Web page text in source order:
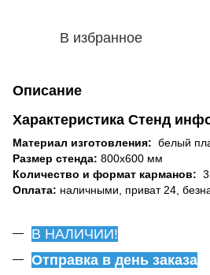
В избранное
Описание
Характеристика Стенд
Материал изготовления: белый
Размер стенда: 800х600 мм
Количество и формат карманов:
Оплата: наличными, приват 24,
В НАЛИЧИИ!
Отправка в день заказа